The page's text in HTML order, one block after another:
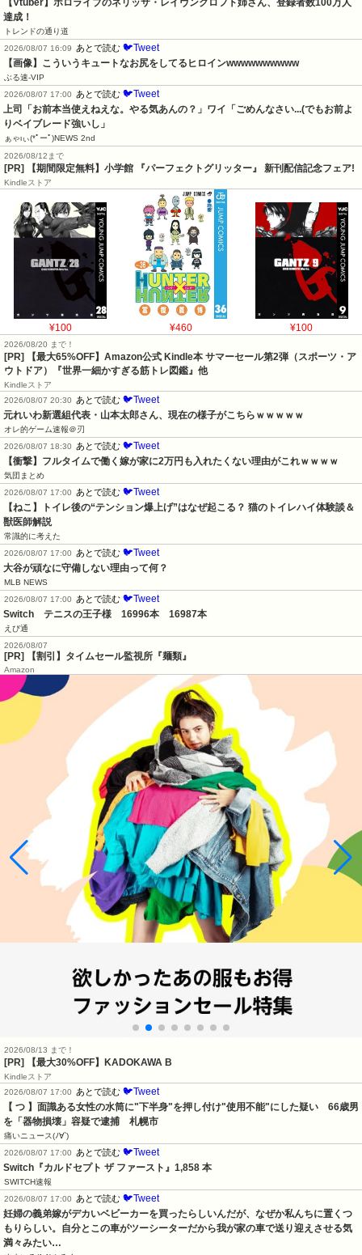
達成！
トレンドの通り道
2026/08/07 16:09
あとで読む 🐦Tweet
【画像】こういうキュートなお尻をしてるヒロインwwwwwwwwww
ぶる速-VIP
2026/08/07 17:00
あとで読む 🐦Tweet
上司「お前本当使えねえな。やる気あんの？」ワイ「ごめんなさい...(でもお前よ
りベイブレード強いし」
ぁゃιぃ(*ﾟーﾟ)NEWS 2nd
2026/08/12まで
[PR] 【期間限定無料】小学館 『パーフェクトグリッター』 新刊配信記念フェア!
Kindleストア
¥100 ¥460 ¥100
2026/08/20 まで！
[PR]
【最大65%OFF】Amazon公式 Kindle本 サマーセール第2弾（スポーツ・ア
ウトドア）『世界一細かすぎる筋トレ図鑑』他
Kindleストア
2026/08/07 20:30
あとで読む 🐦Tweet
元れいわ新選組代表・山本太郎さん、現在の様子がこちらｗｗｗｗｗ
オレ的ゲーム速報＠刃
2026/08/07 18:30
あとで読む 🐦Tweet
【衝撃】フルタイムで働く嫁が家に2万円も入れたくない理由がこれｗｗｗｗ
気団まとめ
2026/08/07 17:00
あとで読む 🐦Tweet
【ねこ】トイレ後の“テンション爆上げ”はなぜ起こる？ 猫のトイレハイ体験談＆
獣医師解説
常識的に考えた
2026/08/07 17:00
あとで読む 🐦Tweet
大谷が頑なに守備しない理由って何？
MLB NEWS
2026/08/07 17:00
あとで読む 🐦Tweet
Switch　テニスの王子様　16996本　16987本
えび通
2026/08/07
[PR] 【割引】タイムセール監視所『麺類』
Amazon
2026/08/13 まで！
[PR] 【最大30%OFF】KADOKAWA B
Kindleストア
2026/08/07 17:00
あとで読む 🐦Tweet
【 つ 】面識ある女性の水筒に"下半身"を押し付け"使用不能"にした疑い　66歳男
を「器物損壊」容疑で逮捕　札幌市
痛いニュース(ﾉ∀`)
2026/08/07 17:00
あとで読む 🐦Tweet
Switch『カルドセプト ザ ファースト』1,858 本
SWITCH速報
2026/08/07 17:00
あとで読む 🐦Tweet
妊婦の義弟嫁がデカいベビーカーを買ったらしいんだが、なぜか私んちに置くつ
もりらしい。自分とこの車がツーシーターだから我が家の車で送り迎えさせる気
満々みたい…